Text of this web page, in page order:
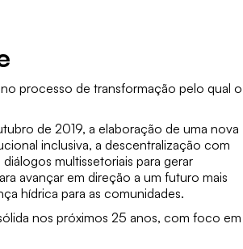
processo de transformação pelo qual o
de 2019, a elaboração de uma nova
inclusiva, a descentralização com
multissetoriais para gerar
avançar em direção a um futuro mais
hídrica para as comunidades.
nos próximos 25 anos, com foco em